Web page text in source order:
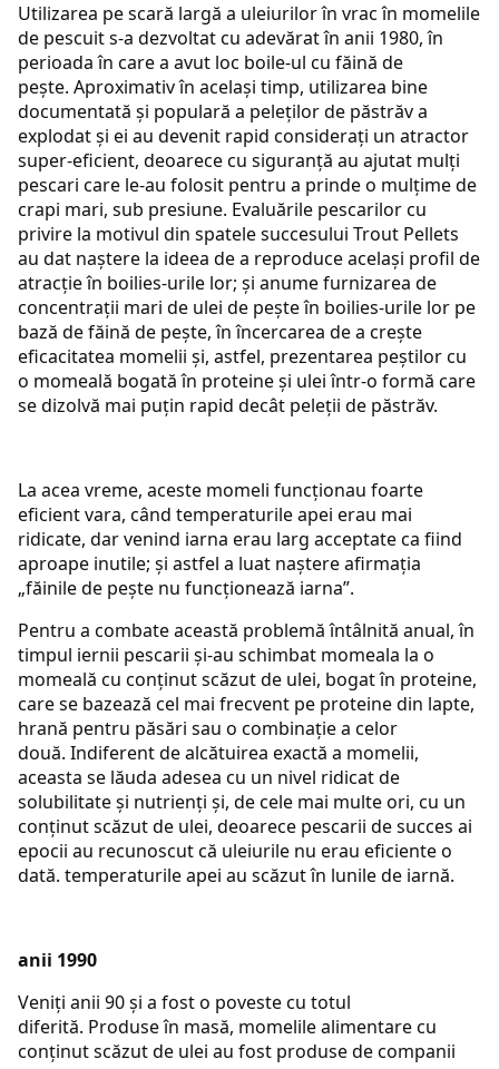
Utilizarea pe scară largă a uleiurilor în vrac în momelile
de pescuit s-a dezvoltat cu adevărat în anii 1980, în
perioada în care a avut loc boile-ul cu făină de
pește. Aproximativ în același timp, utilizarea bine
documentată și populară a peleților de păstrăv a
explodat și ei au devenit rapid considerați un atractor
super-eficient, deoarece cu siguranță au ajutat mulți
pescari care le-au folosit pentru a prinde o mulțime de
crapi mari, sub presiune. Evaluările pescarilor cu
privire la motivul din spatele succesului Trout Pellets
au dat naștere la ideea de a reproduce același profil de
atracție în boilies-urile lor; și anume furnizarea de
concentrații mari de ulei de pește în boilies-urile lor pe
bază de făină de pește, în încercarea de a crește
eficacitatea momelii și, astfel, prezentarea peștilor cu
o momeală bogată în proteine ​​și ulei într-o formă care
se dizolvă mai puțin rapid decât peleții de păstrăv.
La acea vreme, aceste momeli funcționau foarte
eficient vara, când temperaturile apei erau mai
ridicate, dar venind iarna erau larg acceptate ca fiind
aproape inutile; și astfel a luat naștere afirmația
„făinile de pește nu funcționează iarna”.
Pentru a combate această problemă întâlnită anual, în
timpul iernii pescarii și-au schimbat momeala la o
momeală cu conținut scăzut de ulei, bogat în proteine,
care se bazează cel mai frecvent pe proteine ​​din lapte,
hrană pentru păsări sau o combinație a celor
două. Indiferent de alcătuirea exactă a momelii,
aceasta se lăuda adesea cu un nivel ridicat de
solubilitate și nutrienți și, de cele mai multe ori, cu un
conținut scăzut de ulei, deoarece pescarii de succes ai
epocii au recunoscut că uleiurile nu erau eficiente o
dată. temperaturile apei au scăzut în lunile de iarnă.
anii 1990
Veniți anii 90 și a fost o poveste cu totul
diferită. Produse în masă, momelile alimentare cu
conținut scăzut de ulei au fost produse de companii